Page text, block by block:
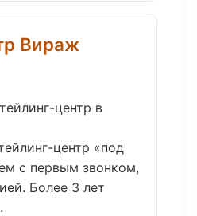
Вираж
центр в
центр «под
с первым звонком,
Более 3 лет